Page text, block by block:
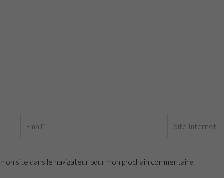
Internet
site dans le navigateur pour mon prochain commentaire.